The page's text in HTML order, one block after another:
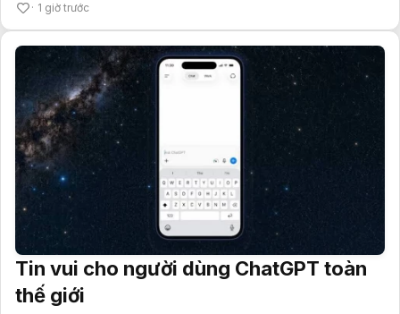
1 giờ trước
Tin vui cho người dùng ChatGPT toàn
thế giới